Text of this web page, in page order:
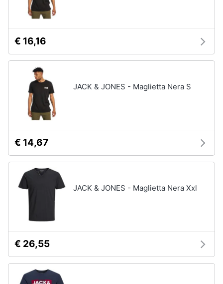
€ 16,16
JACK & JONES - Maglietta Nera S
€ 14,67
JACK & JONES - Maglietta Nera Xxl
€ 26,55